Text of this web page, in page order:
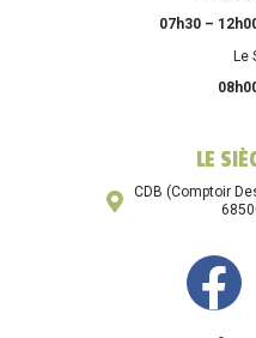
07h30 –
Le
LE
CDB (Comptoir